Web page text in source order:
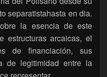
separatistahasta en dia.
la esencia de este
estructuras arcaicas, el
de financiación, sus
de legitimidad entre la